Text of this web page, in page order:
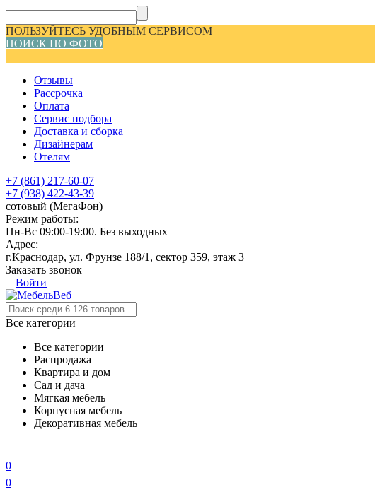
ПОЛЬЗУЙТЕСЬ УДОБНЫМ СЕРВИСОМ
ПОИСК ПО ФОТО
Отзывы
Рассрочка
Оплата
Сервис подбора
Доставка и сборка
Дизайнерам
Отелям
+7 (861) 217-60-07
+7 (938) 422-43-39
сотовый (МегаФон)
Режим работы:
Пн-Вс 09:00-19:00. Без выходных
Адрес:
г.Краснодар, ул. Фрунзе 188/1, сектор 359, этаж 3
Заказать звонок
Войти
Все категории
Все категории
Распродажа
Квартира и дом
Сад и дача
Мягкая мебель
Корпусная мебель
Декоративная мебель
0
0